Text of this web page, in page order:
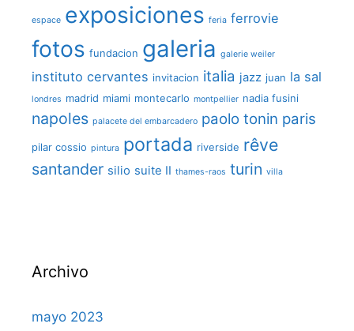
espace exposiciones feria ferrovie
fotos fundacion galeria galerie weiler
instituto cervantes invitacion italia jazz juan la sal
londres madrid miami montecarlo montpellier nadia fusini
napoles palacete del embarcadero paolo tonin paris
pilar cossio pintura portada riverside rêve
santander silio suite II thames-raos turin villa
Archivo
mayo 2023